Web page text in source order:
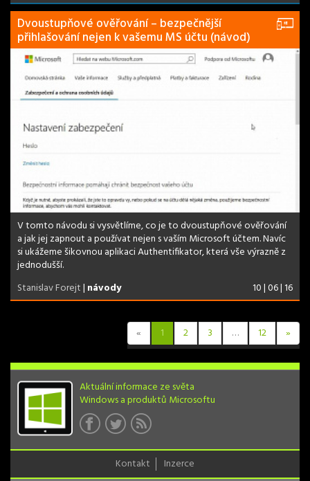
Dvoustupňové ověřování – bezpečnější
přihlašování nejen k vašemu MS účtu (návod)
V tomto návodu si vysvětlíme, co je to dvoustupňové ověřování
a jak jej zapnout a používat nejen s vaším Microsoft účtem. Navíc
si ukážeme šikovnou aplikaci Authentifikator, která vše výrazně z
jednodušší.
Stanislav Forejt| návody 10 | 06 | 16
« 1 2 3 … 12 »
Aktuální informace ze světa
Windows a produktů Microsoftu
Kontakt Inzerce